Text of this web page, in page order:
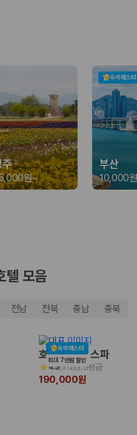
형이 좋은 차종입니다.
조건과 차량 연식을 함께 비교하
, 짐 공간, 보험 조건을 함께 확인해
비교입니다
수 있습니다. 카모아는 제주 렌
수 있습니다.
험 조건입니다.
주
원~
숙박페스타
부산
10,000원
텔 모음
전남 전북 충남 충북
숙박페스타
최대 7만원 할인
호텔포레 더 스파
4.5( 312)3.5성급
190,000원